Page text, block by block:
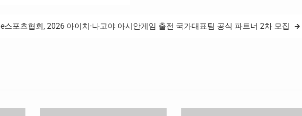
스포츠협회, 2026 아이치·나고야 아시안게임 출전 국가대표팀 공식 파트너 2차 모집